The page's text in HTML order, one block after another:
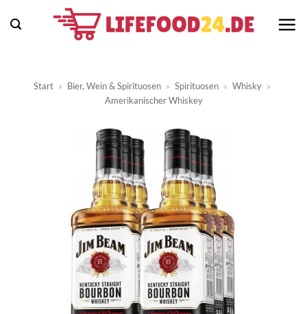
Inhalt
Start » Bier, Wein & Spirituosen » Spirituosen » Whisky »
Amerikanischer Whiskey